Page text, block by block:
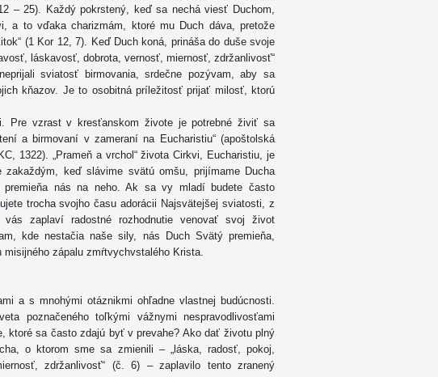
– 25). Každý pokrstený, keď sa nechá viesť Duchom,
a to vďaka charizmám, ktoré mu Duch dáva, pretože
(1 Kor 12, 7). Keď Duch koná, prináša do duše svoje
láskavosť, dobrota, vernosť, miernosť, zdržanlivosť“
sviatosť birmovania, srdečne pozývam, aby sa
kňazov. Je to osobitná príležitosť prijať milosť, ktorú
Pre vzrast v kresťanskom živote je potrebné živiť sa
a birmovaní v zameraní na Eucharistiu“ (apoštolská
1322). „Prameň a vrchol“ života Cirkvi, Eucharistiu, je
zakaždým, keď slávime svätú omšu, prijímame Ducha
nás na neho. Ak sa vy mladí budete často
trocha svojho času adorácii Najsvätejšej sviatosti, z
zaplaví radostné rozhodnutie venovať svoj život
kde nestačia naše sily, nás Duch Svätý premieňa,
zápalu zmŕtvychvstalého Krista.
a s mnohými otáznikmi ohľadne vlastnej budúcnosti.
poznačeného toľkými vážnymi nespravodlivosťami
ktoré sa často zdajú byť v prevahe? Ako dať životu plný
o ktorom sme sa zmienili – „láska, radosť, pokoj,
zdržanlivosť“ (č. 6) – zaplavilo tento zranený